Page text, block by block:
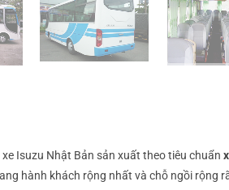
Isuzu Nhật Bản sản xuất theo tiêu chuẩn
hành khách rộng nhất và chỗ ngồi rộng